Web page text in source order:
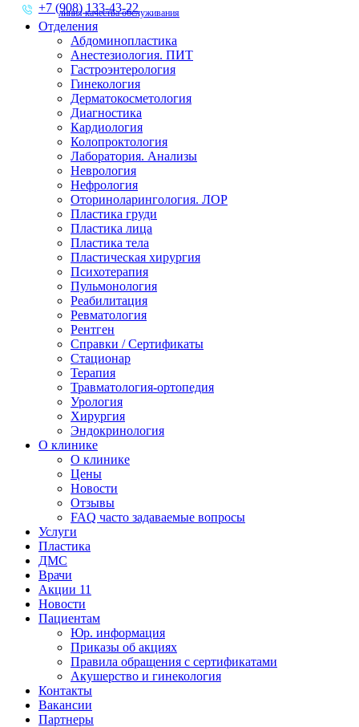
+7 (908) 133-43-22
линия качества обслуживания
Отделения
Абдоминопластика
Анестезиология. ПИТ
Гастроэнтерология
Гинекология
Дерматокосметология
Диагностика
Кардиология
Колопроктология
Лаборатория. Анализы
Неврология
Нефрология
Оториноларингология. ЛОР
Пластика груди
Пластика лица
Пластика тела
Пластическая хирургия
Психотерапия
Пульмонология
Реабилитация
Ревматология
Рентген
Справки / Сертификаты
Стационар
Терапия
Травматология-ортопедия
Урология
Хирургия
Эндокринология
О клинике
О клинике
Цены
Новости
Отзывы
FAQ часто задаваемые вопросы
Услуги
Пластика
ДМС
Врачи
Акции 11
Новости
Пациентам
Юр. информация
Приказы об акциях
Правила обращения с сертификатами
Акушерство и гинекология
Контакты
Вакансии
Партнеры